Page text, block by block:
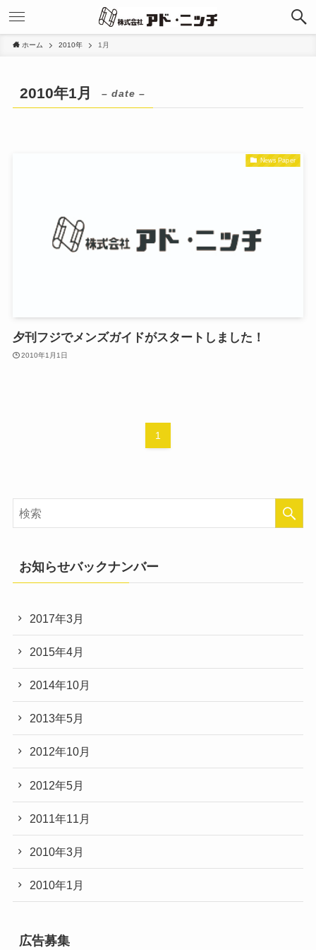
ホーム 2010年 1月
2010年1月 – date –
News Paper
夕刊フジでメンズガイドがスタートしました！
2010年1月1日
1
お知らせバックナンバー
2017年3月
2015年4月
2014年10月
2013年5月
2012年10月
2012年5月
2011年11月
2010年3月
2010年1月
広告募集